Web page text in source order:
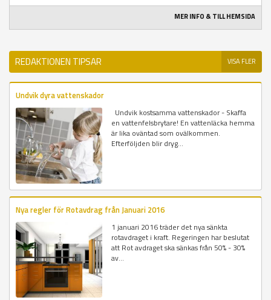
MER INFO & TILL HEMSIDA
REDAKTIONEN TIPSAR VISA FLER
Undvik dyra vattenskador
Undvik kostsamma vattenskador - Skaffa
en vattenfelsbrytare! En vattenläcka hemma
är lika oväntad som ovälkommen.
Efterföljden blir dryg...
Nya regler för Rotavdrag från Januari 2016
1 januari 2016 träder det nya sänkta
rotavdraget i kraft. Regeringen har beslutat
att Rot avdraget ska sänkas från 50% - 30%
av...